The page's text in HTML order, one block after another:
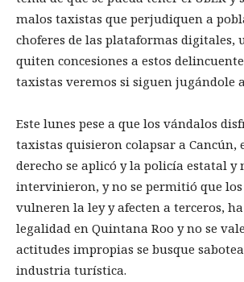
malos taxistas que perjudiquen a
choferes de las plataformas digitales,
quiten concesiones a estos
taxistas veremos si siguen jugándole
Este lunes pese a que los vándalos
taxistas quisieron colapsar a Cancún,
derecho se aplicó y la policía estatal y
intervinieron, y no se permitió que
vulneren la ley y afecten a terceros,
legalidad en Quintana Roo y no se
actitudes impropias se busque
industria turística.